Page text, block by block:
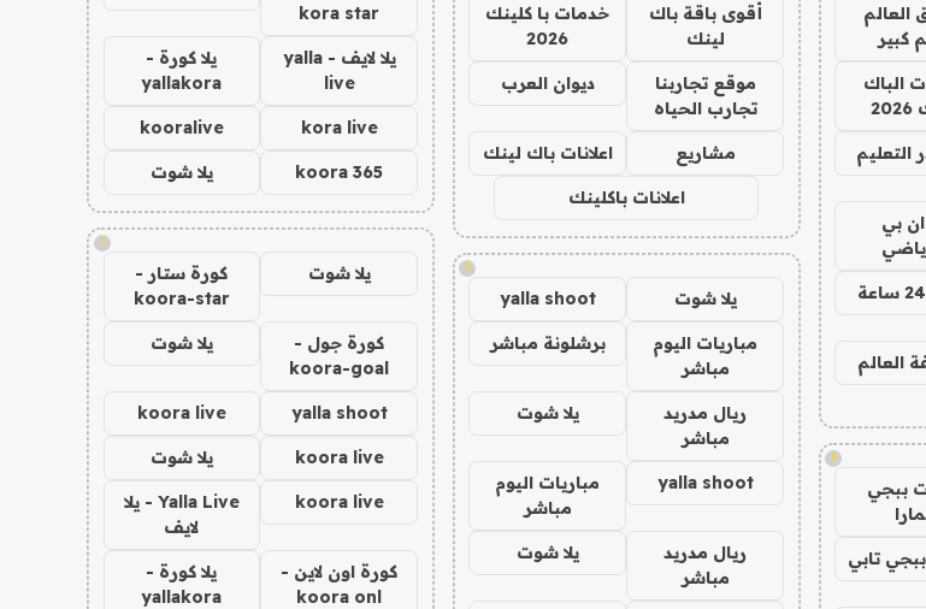
العالم
كبير
الباك
التعليم
بي
العالم
!
ببجي
تابي
أقوى باقة باك
لينك
خدمات با كلينك
2026
موقع تجاربنا
تجارب الحياه
ديوان العرب
مشاريع اعلانات باك لينك
اعلانات باكلينك
!
يلا شوت yalla shoot
مباريات اليوم
مباشر
برشلونة مباشر
ريال مدريد
مباشر
يلا شوت
yalla shoot
مباريات اليوم
مباشر
ريال مدريد
مباشر
يلا شوت
kora star
يلا لايف - yalla
live
يلا كورة -
yallakora
kora live
kooralive
koora 365 يلا شوت
!
يلا شوت
كورة ستار -
koora-star
كورة جول -
koora-goal
يلا شوت
yalla shoot
koora live
koora live يلا شوت
koora live
Yalla Live - يلا
لايف
كورة اون لاين -
koora onl
يلا كورة -
yallakora